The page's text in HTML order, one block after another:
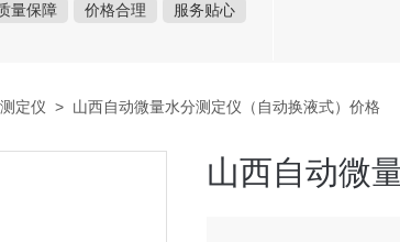
量保障 价格合理 服务贴心
定仪 > 山西自动微量水分测定仪（自动换液式）价格
山西自动微